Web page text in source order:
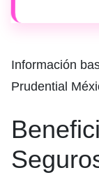
Información
Prudential